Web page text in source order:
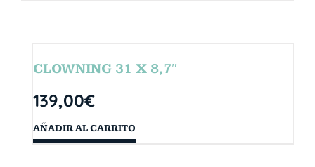
CLOWNING 31 X 8,7″
139,00€
AÑADIR AL CARRITO